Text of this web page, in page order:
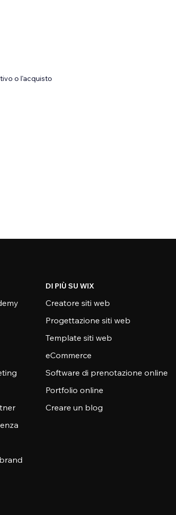
o l'acquisto
DI PIÙ SU WIX
Creatore siti web
Progettazione siti web
Template siti web
eCommerce
Software di prenotazione online
Portfolio online
Creare un blog